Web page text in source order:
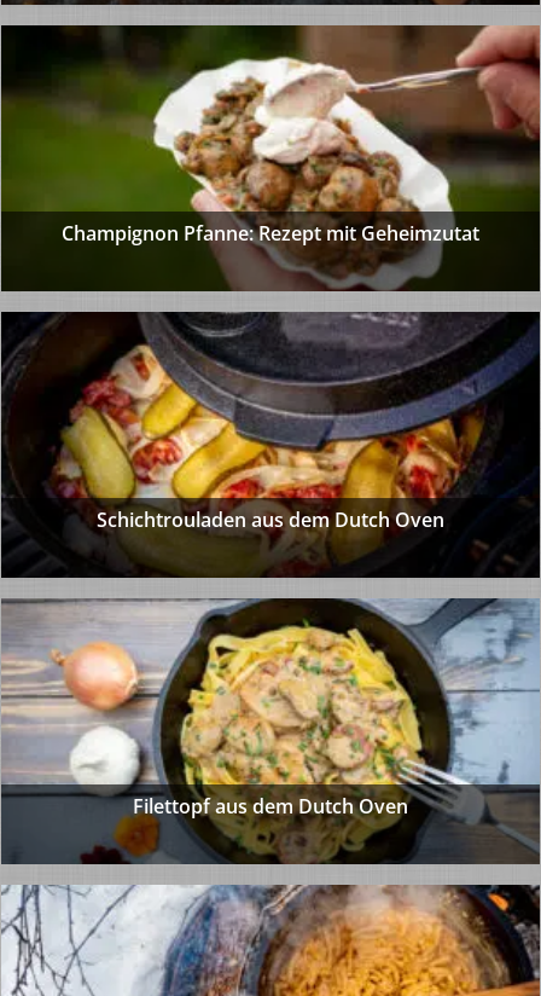
Champignon Pfanne: Rezept mit Geheimzutat
Schichtrouladen aus dem Dutch Oven
Filettopf aus dem Dutch Oven